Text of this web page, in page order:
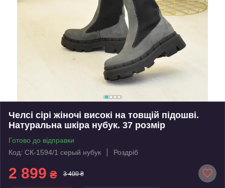
Челсі сірі жіночі високі на товщій підошві.
Натуральна шкіра нубук. 37 розмір
Готово до відправки
Код: СК-1594/1 серый нубук
Роздріб
2 899 ₴ 3 400 ₴